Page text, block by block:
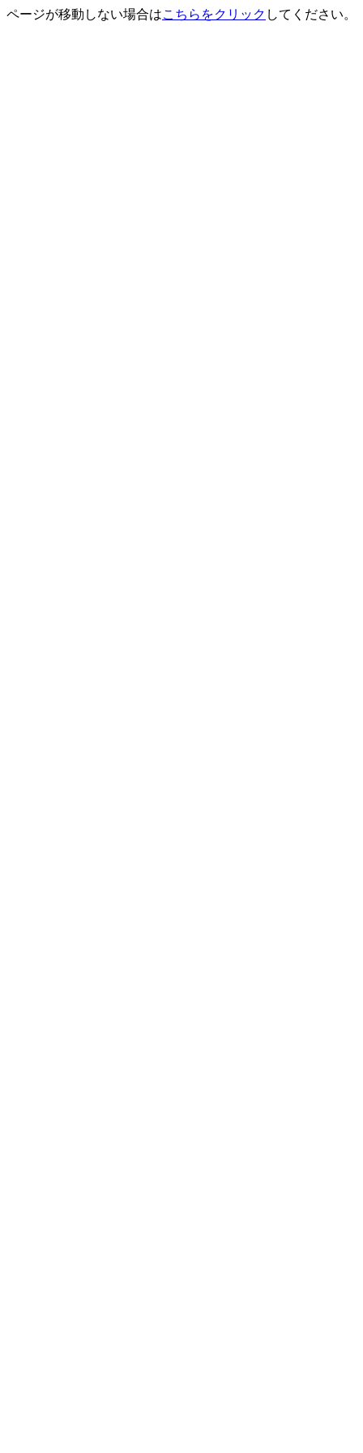
ページが移動しない場合はこちらをクリック してください。